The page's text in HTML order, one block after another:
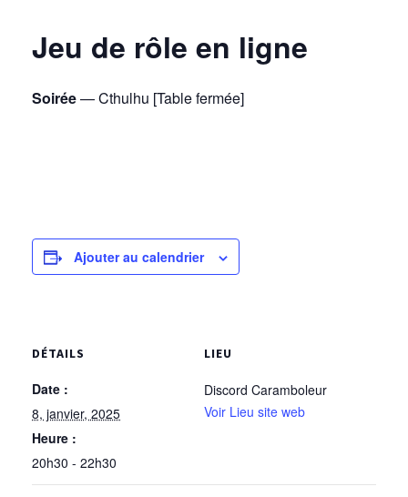
Jeu de rôle en ligne
Soirée— Cthulhu [Table fermée]
Ajouter au calendrier
DÉTAILS
Date :
8, janvier, 2025
Heure :
20h30 - 22h30
LIEU
Discord Caramboleur
Voir Lieu site web